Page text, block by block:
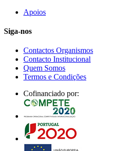
Apoios
Siga-nos
Contactos Organismos
Contacto Institucional
Quem Somos
Termos e Condições
Cofinanciado por: